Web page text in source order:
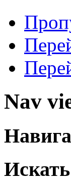
Nav
Искать